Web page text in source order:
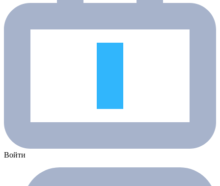
Войти